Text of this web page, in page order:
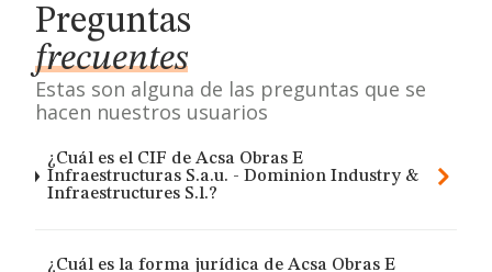
Preguntas
frecuentes
Estas son alguna de las preguntas que se
hacen nuestros usuarios
¿Cuál es el CIF de Acsa Obras E
Infraestructuras S.a.u. - Dominion Industry &
Infraestructures S.l.?
¿Cuál es la forma jurídica de Acsa Obras E